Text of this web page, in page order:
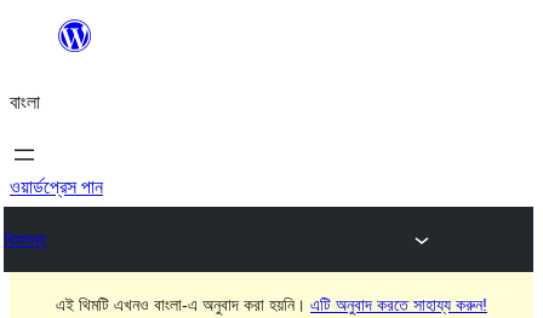
যান
বাংলা
ওয়ার্ডপ্রেস পান
থিমসমূহ
এই থিমটি এখনও বাংলা-এ অনুবাদ করা হয়নি। এটি অনুবাদ করতে সাহায্য করুন!